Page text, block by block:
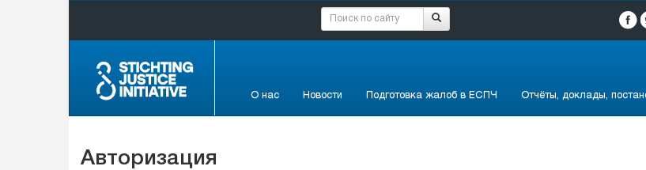
О нас Новости Подготовка жалоб в ЕСПЧ Отчёты, доклады,
Авторизация